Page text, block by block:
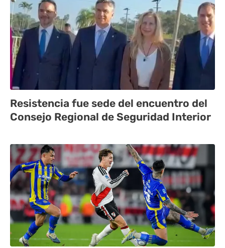
Resistencia fue sede del encuentro del
Consejo Regional de Seguridad Interior